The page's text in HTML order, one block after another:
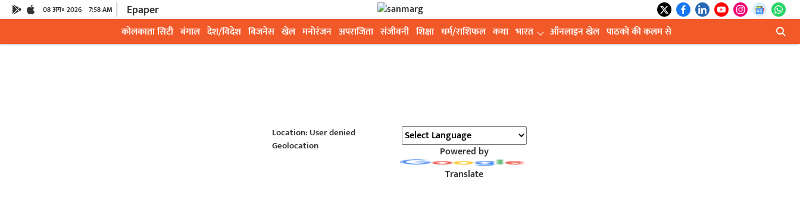
08 अग॰ 2026 7:58 AM Epaper
कोलकाता सिटी बंगाल देश/विदेश बिजनेस खेल मनोरंजन अपराजिता संजीवनी शिक्षा धर्म/राशिफल कथा भारत ऑनलाइन खेल पाठकों की कलम से
Location: User denied
Geolocation
Powered by
Translate